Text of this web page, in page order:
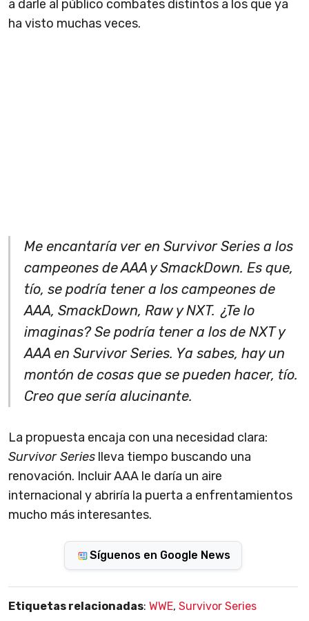
a darle al público combates distintos a los que ya
ha visto muchas veces.
Me encantaría ver en Survivor Series a los
campeones de AAA y SmackDown. Es que,
tío, se podría tener a los campeones de
AAA, SmackDown, Raw y NXT. ¿Te lo
imaginas? Se podría tener a los de NXT y
AAA en Survivor Series. Ya sabes, hay un
montón de cosas que se pueden hacer, tío.
Creo que sería alucinante.
La propuesta encaja con una necesidad clara:
Survivor Series lleva tiempo buscando una
renovación. Incluir AAA le daría un aire
internacional y abriría la puerta a enfrentamientos
mucho más interesantes.
Síguenos en Google News
Etiquetas relacionadas: WWE, Survivor Series